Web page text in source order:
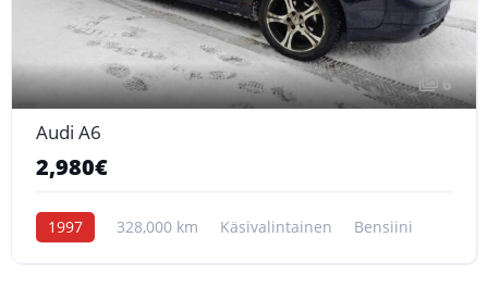
6
Audi A6
2,980€
1997 328,000 km Käsivalintainen Bensiini